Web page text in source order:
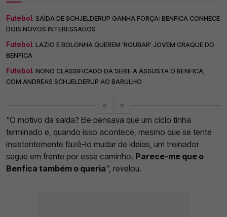
Futebol. SAÍDA DE SCHJELDERUP GANHA FORÇA: BENFICA CONHECE
DOIS NOVOS INTERESSADOS
Futebol. LAZIO E BOLONHA QUEREM 'ROUBAR' JOVEM CRAQUE DO
BENFICA
Futebol. NONO CLASSIFICADO DA SERIE A ASSUSTA O BENFICA,
COM ANDREAS SCHJELDERUP AO BARULHO
< >
"O motivo da saída? Ele pensava que um ciclo tinha
terminado e, quando isso acontece, mesmo que se tente
insistentemente fazê-lo mudar de ideias, um treinador
segue em frente por esse caminho. Parece-me que o
Benfica também o queria", revelou.